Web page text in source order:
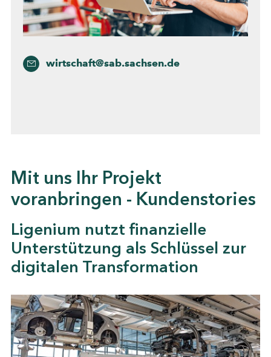
wirtschaft@sab.sachsen.de
Mit uns Ihr Projekt
voranbringen - Kundenstories
Ligenium nutzt finanzielle
Unterstützung als Schlüssel zur
digitalen Transformation